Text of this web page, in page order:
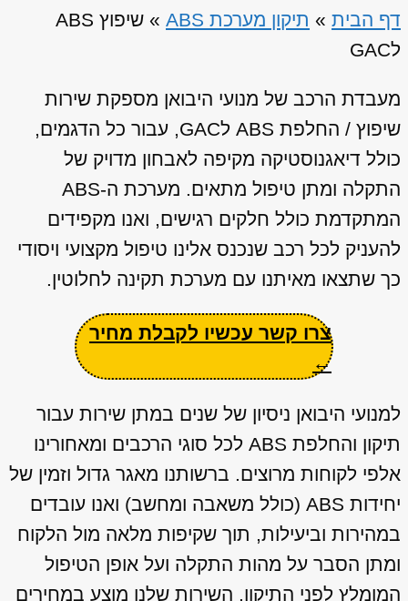
דף הבית » תיקון מערכת ABS »
שיפוץ ABS
לGAC
מעבדת הרכב של מנועי היבואן מספקת שירות
שיפוץ / החלפת ABS לGAC, עבור כל הדגמים,
כולל דיאגנוסטיקה מקיפה לאבחון מדויק של
התקלה ומתן טיפול מתאים. מערכת ה-ABS
המתקדמת כולל חלקים רגישים, ואנו מקפידים
להעניק לכל רכב שנכנס אלינו טיפול מקצועי ויסודי
כך שתצאו מאיתנו עם מערכת תקינה לחלוטין.
צרו קשר עכשיו לקבלת מחיר
←
למנועי היבואן ניסיון של שנים במתן שירות עבור
תיקון והחלפת ABS לכל סוגי הרכבים ומאחורינו
אלפי לקוחות מרוצים. ברשותנו מאגר גדול וזמין של
יחידות ABS (כולל משאבה ומחשב) ואנו עובדים
במהירות וביעילות, תוך שקיפות מלאה מול הלקוח
ומתן הסבר על מהות התקלה ועל אופן הטיפול
המומלץ לפני התיקון. השירות שלנו מוצע במחירים